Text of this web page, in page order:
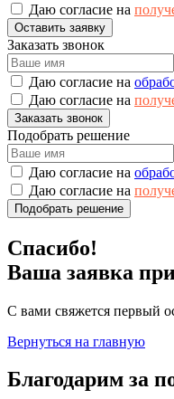
Даю согласие на
Оставить заявку
Заказать звонок
Даю согласие на
Даю согласие на
Заказать звонок
Подобрать решение
Даю согласие на
Даю согласие на
Подобрать решение
Спасибо!
Ваша заявка
С вами свяжется первый
Вернуться на главную
Благодарим за